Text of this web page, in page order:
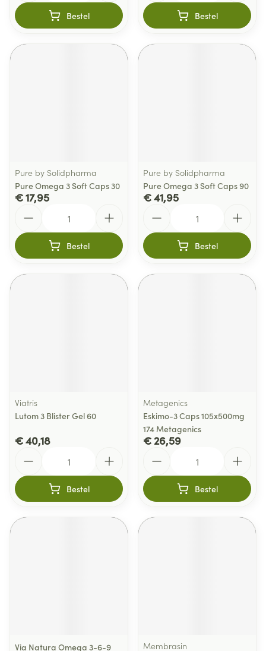
Bestel Bestel
Pure by Solidpharma
Pure Omega 3 Soft Caps 30
€ 17,95
Bestel
Pure by Solidpharma
Pure Omega 3 Soft Caps 90
€ 41,95
Bestel
Viatris
Lutom 3 Blister Gel 60
€ 40,18
Bestel
Metagenics
Eskimo-3 Caps 105x500mg
174 Metagenics
€ 26,59
Bestel
Via Natura Omega 3-6-9 Membrasin